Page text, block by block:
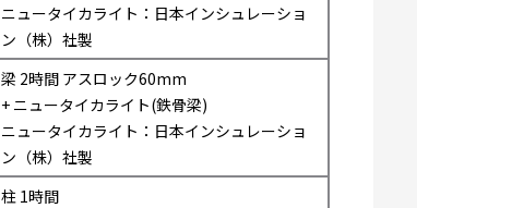
ニュータイカライト：日本インシュレーショ
ン（株）社製
梁 2時間 アスロック60mm
+ ニュータイカライト(鉄骨梁)
ニュータイカライト：日本インシュレーショ
ン（株）社製
柱 1時間